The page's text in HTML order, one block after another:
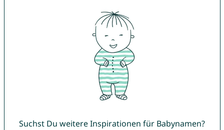
Suchst Du weitere Inspirationen für Babynamen?